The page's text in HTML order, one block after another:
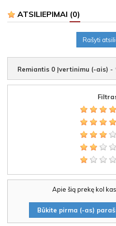
ATSILIEPIMAI (0)
Rašyti
Remiantis 0 Įvertinimu (-ais) -
Apie šią prekę kol
Būkite pirma (-as)